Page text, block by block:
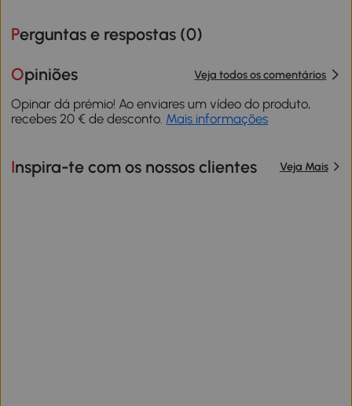
Perguntas e respostas (0)
Opiniões Veja todos os comentários
Opinar dá prémio! Ao enviares um vídeo do produto,
recebes 20 € de desconto. Mais informações
Inspira-te com os nossos clientes Veja Mais